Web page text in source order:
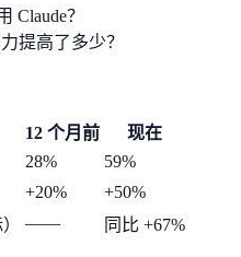
Claude？
提高了多少？
12 个月前
现在
28%
59%
+20%
+50%
—— 同比 +67%